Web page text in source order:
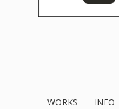
WORKS INFO